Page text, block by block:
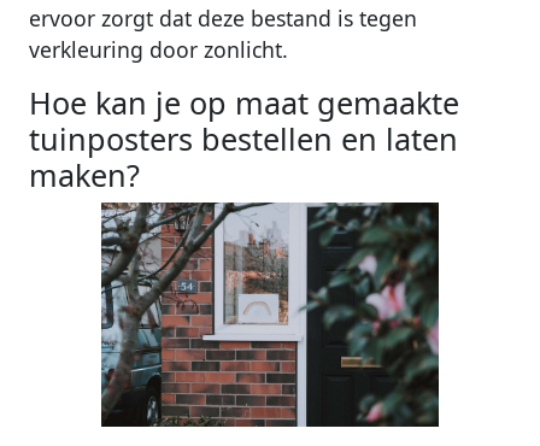
ervoor zorgt dat deze bestand is tegen
verkleuring door zonlicht.
Hoe kan je op maat gemaakte
tuinposters bestellen en laten
maken?